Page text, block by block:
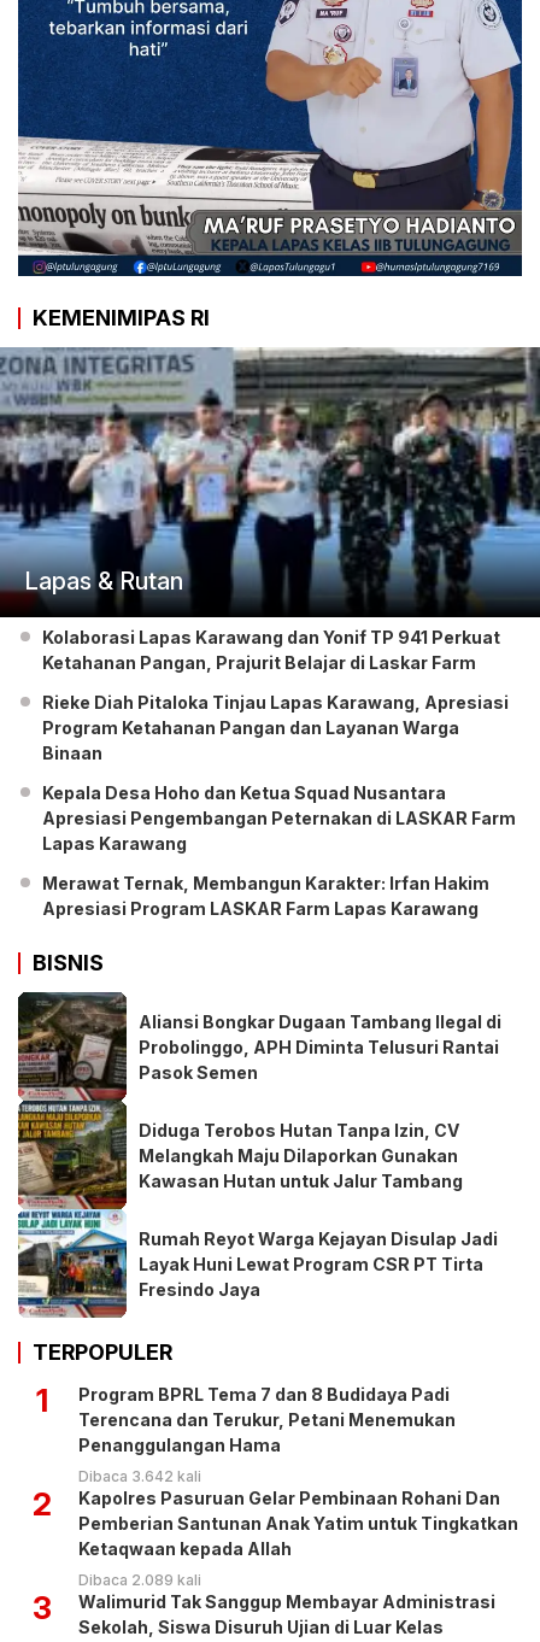
KEMENIMIPAS RI
Lapas & Rutan
Kolaborasi Lapas Karawang dan Yonif TP 941 Perkuat
Ketahanan Pangan, Prajurit Belajar di Laskar Farm
Rieke Diah Pitaloka Tinjau Lapas Karawang, Apresiasi
Program Ketahanan Pangan dan Layanan Warga
Binaan
Kepala Desa Hoho dan Ketua Squad Nusantara
Apresiasi Pengembangan Peternakan di LASKAR Farm
Lapas Karawang
Merawat Ternak, Membangun Karakter: Irfan Hakim
Apresiasi Program LASKAR Farm Lapas Karawang
BISNIS
Aliansi Bongkar Dugaan Tambang Ilegal di
Probolinggo, APH Diminta Telusuri Rantai
Pasok Semen
Diduga Terobos Hutan Tanpa Izin, CV
Melangkah Maju Dilaporkan Gunakan
Kawasan Hutan untuk Jalur Tambang
Rumah Reyot Warga Kejayan Disulap Jadi
Layak Huni Lewat Program CSR PT Tirta
Fresindo Jaya
TERPOPULER
1
Program BPRL Tema 7 dan 8 Budidaya Padi
Terencana dan Terukur, Petani Menemukan
Penanggulangan Hama
Dibaca 3.642 kali
2
Kapolres Pasuruan Gelar Pembinaan Rohani Dan
Pemberian Santunan Anak Yatim untuk Tingkatkan
Ketaqwaan kepada Allah
Dibaca 2.089 kali
3
Walimurid Tak Sanggup Membayar Administrasi
Sekolah, Siswa Disuruh Ujian di Luar Kelas